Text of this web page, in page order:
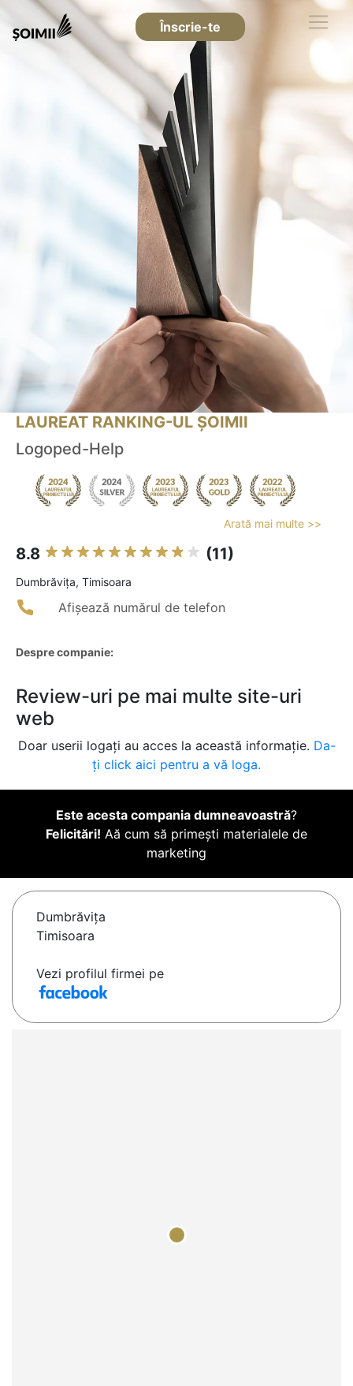
Înscrie-te
LAUREAT RANKING-UL ȘOIMII
Logoped-Help
Arată mai multe >>
8.8 (11)
Dumbrăviţa, Timisoara
Afișează numărul de telefon
Despre companie:
Review-uri pe mai multe site-uri
web
Doar userii logați au acces la această informație. Da-
ți click aici pentru a vă loga.
Este acesta compania dumneavoastră?
Felicitări! Aă cum să primești materialele de
marketing
Dumbrăviţa
Timisoara
Vezi profilul firmei pe